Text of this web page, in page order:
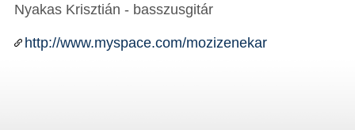
Nyakas Krisztián - basszusgitár
http://www.myspace.com/mozizenekar